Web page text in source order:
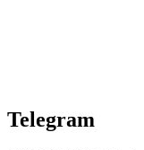
Telegram